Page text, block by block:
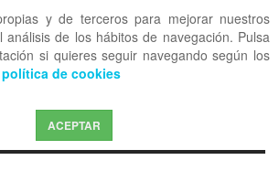
y de terceros para mejorar nuestros
análisis de los hábitos de navegación. Pulsa
si quieres seguir navegando según los
de cookies
ACEPTAR